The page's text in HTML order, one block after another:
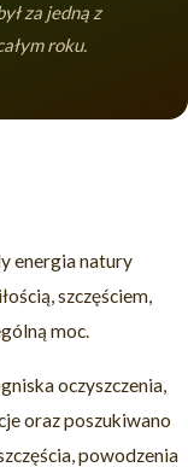
za jedną z
roku.
energia natury
szczęściem,
moc.
oczyszczenia,
oraz poszukiwano
powodzenia